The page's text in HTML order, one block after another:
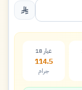
عيار 18
114.5
جرام